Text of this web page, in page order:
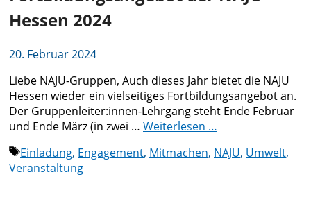
Hessen 2024
20. Februar 2024
Liebe NAJU-Gruppen, Auch dieses Jahr bietet die NAJU
Hessen wieder ein vielseitiges Fortbildungsangebot an.
Der Gruppenleiter:innen-Lehrgang steht Ende Februar
und Ende März (in zwei … Weiterlesen …
Schlagwörter
Einladung, Engagement, Mitmachen, NAJU, Umwelt,
Veranstaltung